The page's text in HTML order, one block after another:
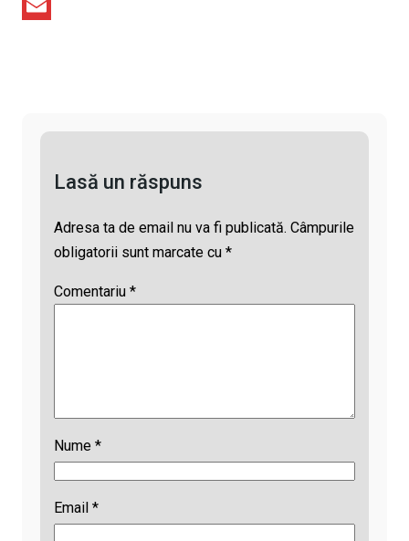
Le
aT
Lasă un răspuns
Adresa ta de email nu va fi publicată. Câmpurile
obligatorii sunt marcate cu *
Comentariu *
Nume *
Email *